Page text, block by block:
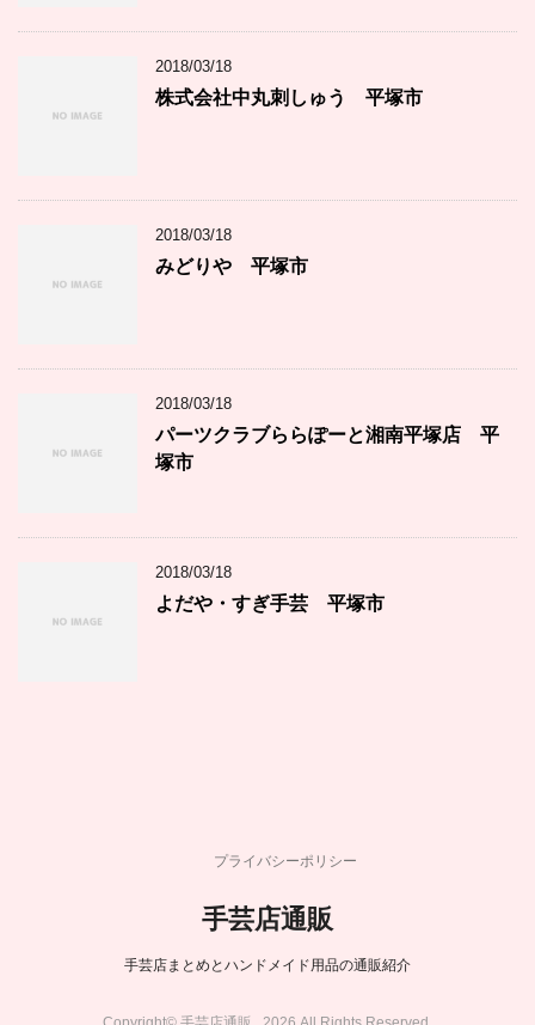
2018/03/18
株式会社中丸刺しゅう 平塚市
2018/03/18
みどりや 平塚市
2018/03/18
パーツクラブららぽーと湘南平塚店 平
塚市
2018/03/18
よだや・すぎ手芸 平塚市
プライバシーポリシー
手芸店通販
手芸店まとめとハンドメイド用品の通販紹介